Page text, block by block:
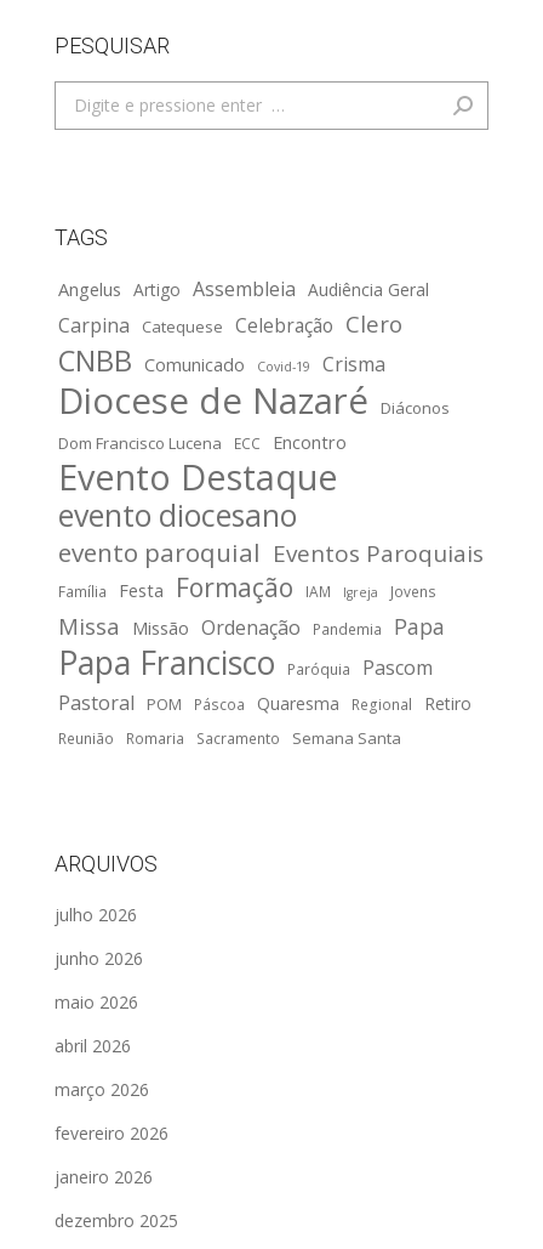
PESQUISAR
Search:
TAGS
Angelus Artigo Assembleia Audiência Geral
Carpina Catequese Celebração Clero
CNBB Comunicado Covid-19 Crisma
Diocese de Nazaré
Diáconos
Dom Francisco Lucena
ECC Encontro
Evento Destaque
evento diocesano
evento paroquial Eventos Paroquiais
Família Festa Formação IAM Igreja Jovens
Missa Missão Ordenação Pandemia Papa
Papa Francisco Paróquia
Pascom
Pastoral
POM Páscoa Quaresma Regional Retiro
Reunião Romaria Sacramento Semana Santa
ARQUIVOS
julho 2026
junho 2026
maio 2026
abril 2026
março 2026
fevereiro 2026
janeiro 2026
dezembro 2025